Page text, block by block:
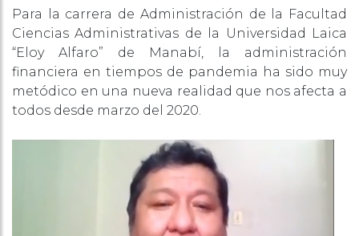
Para la carrera de Administración de la Facultad
Ciencias Administrativas de la Universidad Laica
“Eloy Alfaro” de Manabí, la administración
financiera en tiempos de pandemia ha sido muy
metódico en una nueva realidad que nos afecta a
todos desde marzo del 2020.